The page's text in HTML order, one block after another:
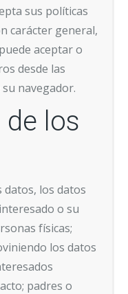
sus políticas
carácter general,
aceptar o
desde las
navegador.
los
datos, los datos
o su
físicas;
los datos
padres o